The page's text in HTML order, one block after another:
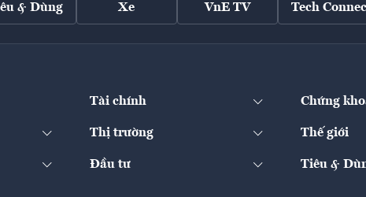
& Dùng Xe VnE TV Tech
Tài chính Chứng
Thị trường Thế giới
Đầu tư Tiêu &